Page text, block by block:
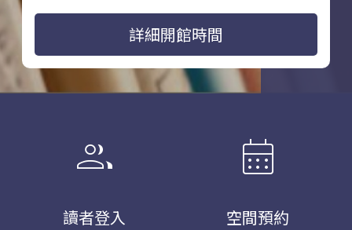
詳細開館時間
group
讀者登入
calendar_month
空間預約